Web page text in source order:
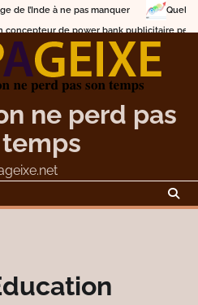
Quelle stratégie adopter
publicitaire personnalisé
ne perd pas